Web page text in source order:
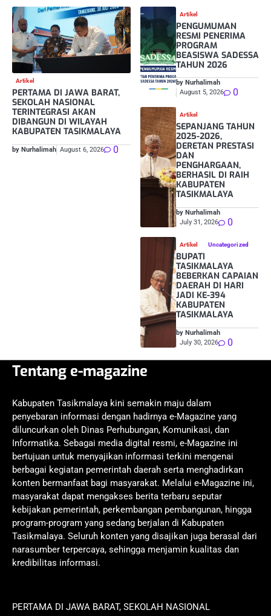
Artikel
PERTAMA DI JAWA BARAT,
SEKOLAH NASIONAL
TERINTEGRASI AKAN
DIBANGUN DI WILAYAH
KABUPATEN TASIKMALAYA
by Nurhalimah August 6, 2026 0
Artikel
PENGUMUMAN
RESMI PENERIMA
PROGRAM
BEASISWA SADESSA
TAHUN 2026
by Nurhalimah
August 5, 2026
0
Artikel
SEPANJANG TAHUN
2025-2026,
DERETAN PRESTASI
DAN
PENGHARGAAN,
BERHASIL DI RAIH
KABUPATEN
TASIKMALAYA
by Nurhalimah
July 31, 2026
0
Artikel Uncategorized
BUPATI
TASIKMALAYA
BEBERKAN CAPAIAN
DAERAH DI HARI
JADI KE-394
KABUPATEN
TASIKMALAYA
by Nurhalimah
July 30, 2026
0
Tentang e-magazine
Kabupaten Tasikmalaya kini semakin maju dalam
penyebaran informasi dengan hadirnya e-Magazine yang
diluncurkan oleh Dinas Perhubungan, Komunikasi, dan
Informatika. Sebagai media digital resmi, e-Magazine ini
bertujuan untuk menyajikan informasi terkini mengenai
berbagai kegiatan pemerintah daerah serta menghadirkan
konten bermanfaat bagi masyarakat. Melalui e-Magazine ini,
masyarakat dapat mengakses berita terbaru seputar
kebijakan pemerintah, perkembangan pembangunan, hingga
program-program yang sedang berjalan di Kabupaten
Tasikmalaya. Seluruh konten yang disajikan juga berasal dari
narasumber terpercaya, sehingga menjamin kualitas dan
kredibilitas informasi.
PERTAMA DI JAWA BARAT, SEKOLAH NASIONAL